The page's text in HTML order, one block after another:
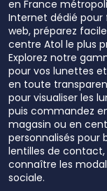
en France
Internet dédié pour
web, préparez
centre Atol le plus
Explorez notre
pour vos lunettes
en toute
pour visualiser les
puis commandez
magasin ou en
personnalisés pour
lentilles de
connaître les
sociale.